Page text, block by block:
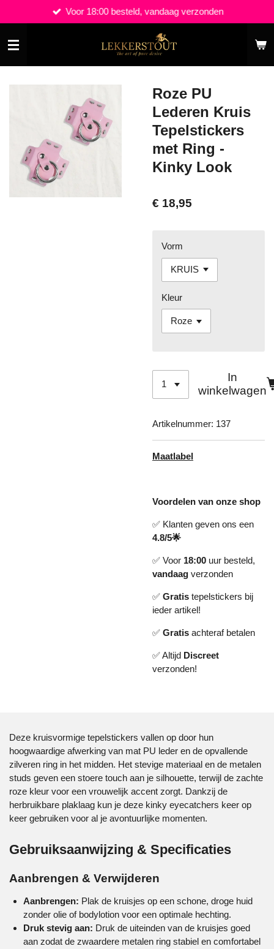
direct
naar
de
hoofdinhoud
Voor 18:00 besteld, vandaag verzonden
Roze PU
Lederen Kruis
Tepelstickers
met Ring -
Kinky Look
€ 18,95
Vorm
Kleur
In
winkelwagen
Artikelnummer: 137
Maatlabel
Voordelen van onze shop
✅ Klanten geven ons een
4.8/5🌟
✅ Voor 18:00 uur besteld,
vandaag verzonden
✅ Gratis tepelstickers bij
ieder artikel!
✅ Gratis achteraf betalen
✅ Altijd Discreet
verzonden!
Deze kruisvormige tepelstickers vallen op door hun
hoogwaardige afwerking van mat PU leder en de opvallende
zilveren ring in het midden. Het stevige materiaal en de metalen
studs geven een stoere touch aan je silhouette, terwijl de zachte
roze kleur voor een vrouwelijk accent zorgt. Dankzij de
herbruikbare plaklaag kun je deze kinky eyecatchers keer op
keer gebruiken voor al je avontuurlijke momenten.
Gebruiksaanwijzing & Specificaties
Aanbrengen & Verwijderen
Aanbrengen: Plak de kruisjes op een schone, droge huid
zonder olie of bodylotion voor een optimale hechting.
Druk stevig aan: Druk de uiteinden van de kruisjes goed
aan zodat de zwaardere metalen ring stabiel en comfortabel